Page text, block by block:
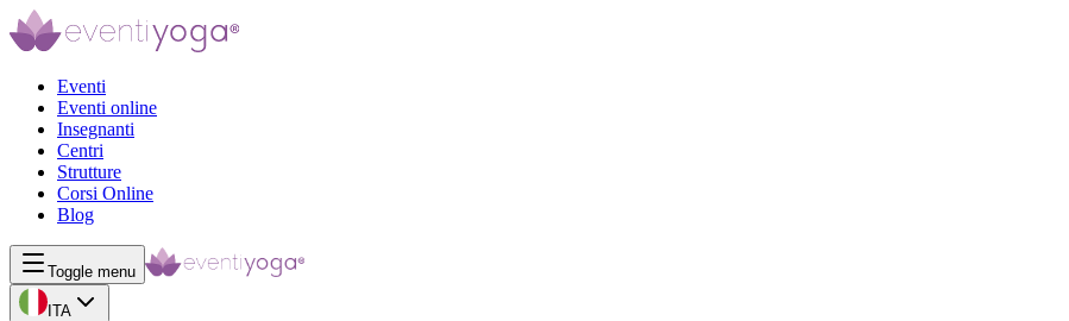
Eventi
Eventi online
Insegnanti
Centri
Strutture
Corsi Online
Blog
Toggle menu
ITA